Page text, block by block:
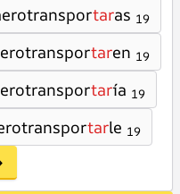
taras 19
taren 19
taría 19
tarle 19